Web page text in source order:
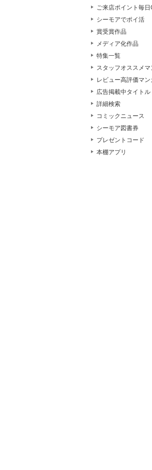
ご来店ポイント毎日
シーモアでポイ活
賞受賞作品
メディア化作品
特集一覧
スタッフオススメマ
レビュー高評価マン
広告掲載中タイトル
詳細検索
コミックニュース
シーモア図書券
プレゼントコード
本棚アプリ